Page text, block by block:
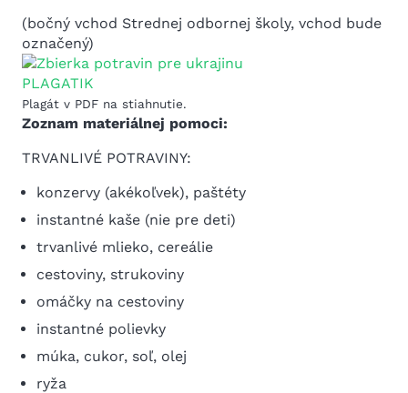
(bočný vchod Strednej odbornej školy, vchod bude
označený)
Plagát v PDF na stiahnutie.
Zoznam materiálnej pomoci:
TRVANLIVÉ POTRAVINY:
konzervy (akékoľvek), paštéty
instantné kaše (nie pre deti)
trvanlivé mlieko, cereálie
cestoviny, strukoviny
omáčky na cestoviny
instantné polievky
múka, cukor, soľ, olej
ryža